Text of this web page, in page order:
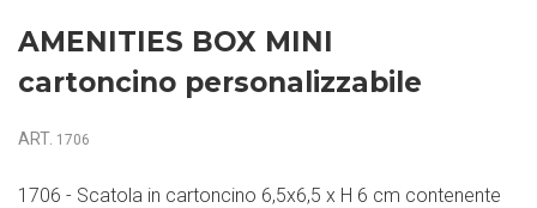
AMENITIES BOX MINI
cartoncino personalizzabile
ART. 1706
1706 - Scatola in cartoncino 6,5x6,5 x H 6 cm contenente